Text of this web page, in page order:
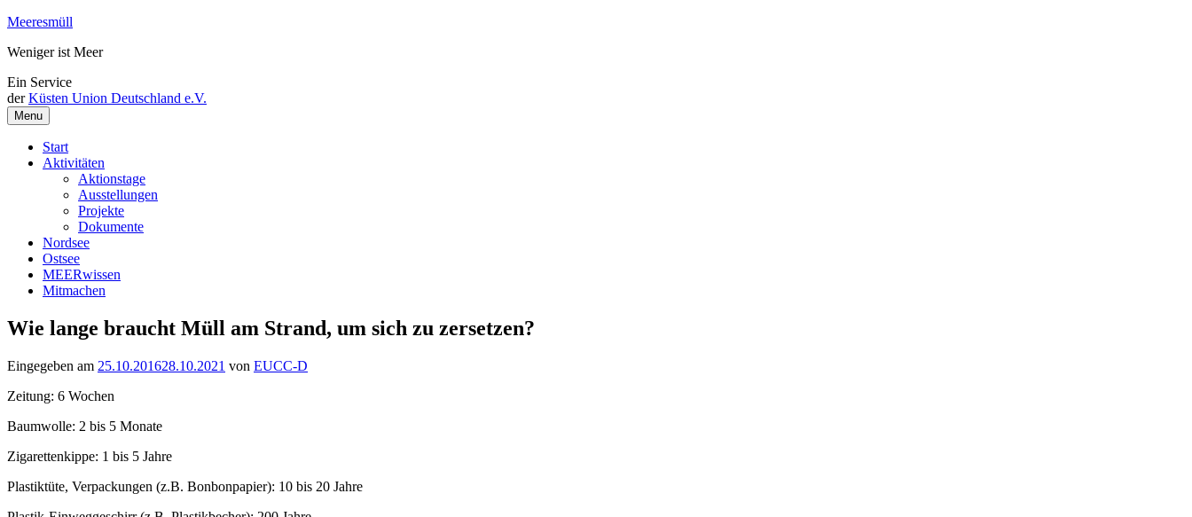
Weiter
Inhalt
Meeresmüll
Weniger ist Meer
Ein Service
derKüsten Union Deutschland e.V.
Menu
Start
Aktivitäten
Aktionstage
Ausstellungen
Projekte
Dokumente
Nordsee
Ostsee
MEERwissen
Mitmachen
Wie lange braucht Müll am Strand, um sich zu zersetzen?
Eingegeben am 25.10.201628.10.2021 von EUCC-D
Zeitung: 6 Wochen
Baumwolle: 2 bis 5 Monate
Zigarettenkippe: 1 bis 5 Jahre
Plastiktüte, Verpackungen (z.B. Bonbonpapier): 10 bis 20 Jahre